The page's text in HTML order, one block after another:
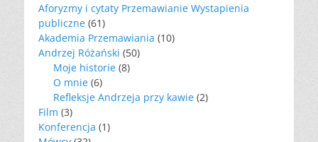
Aforyzmy i cytaty Przemawianie Wystapienia
publiczne (61)
Akademia Przemawiania (10)
Andrzej Różański (50)
Moje historie (8)
O mnie (6)
Refleksje Andrzeja przy kawie (2)
Film (3)
Konferencja (1)